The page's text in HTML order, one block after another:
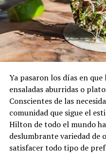
Ya pasaron los días en
ensaladas aburridas o
Conscientes de las
comunidad que sigue el
Hilton de todo el mundo
deslumbrante variedad de
satisfacer todo tipo de